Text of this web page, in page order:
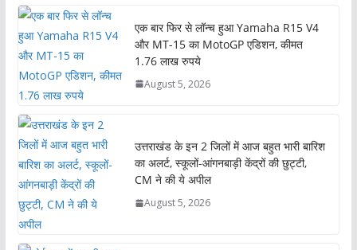
एक बार फिर से लॉन्च हुआ Yamaha R15 V4
और MT-15 का MotoGP एडिशन, कीमत
1.76 लाख रुपये
August 5, 2026
उत्तराखंड के इन 2 जिलों में आज बहुत भारी बारिश
का अलर्ट, स्कूलों-आंगनबाड़ी केंद्रों की छुट्टी,
CM ने की ये अपील
August 5, 2026